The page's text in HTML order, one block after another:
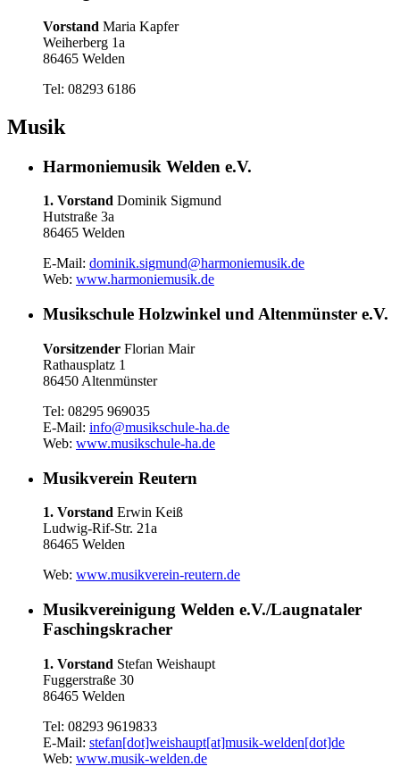
Vorstand Maria Kapfer
Weiherberg 1a
86465 Welden
Tel: 08293 6186
Musik
Harmoniemusik Welden e.V.
1. Vorstand Dominik Sigmund
Hutstraße 3a
86465 Welden
E-Mail: dominik.sigmund@harmoniemusik.de
Web: www.harmoniemusik.de
Musikschule Holzwinkel und Altenmünster e.V.
Vorsitzender Florian Mair
Rathausplatz 1
86450 Altenmünster
Tel: 08295 969035
E-Mail: info@musikschule-ha.de
Web: www.musikschule-ha.de
Musikverein Reutern
1. Vorstand Erwin Keiß
Ludwig-Rif-Str. 21a
86465 Welden
Web: www.musikverein-reutern.de
Musikvereinigung Welden e.V./Laugnataler
Faschingskracher
1. Vorstand Stefan Weishaupt
Fuggerstraße 30
86465 Welden
Tel: 08293 9619833
E-Mail: stefan[dot]weishaupt[at]musik-welden[dot]de
Web: www.musik-welden.de